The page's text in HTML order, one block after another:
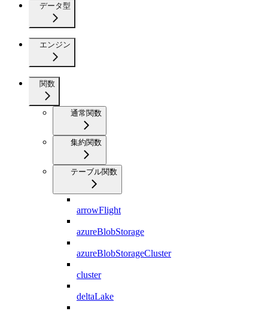
データ型
エンジン
関数
通常関数
集約関数
テーブル関数
arrowFlight
azureBlobStorage
azureBlobStorageCluster
cluster
deltaLake